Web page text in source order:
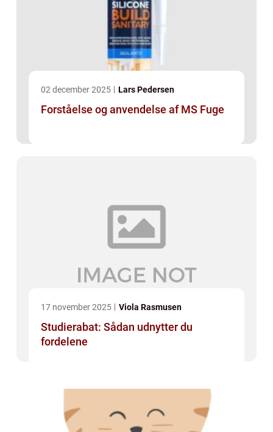
02 december 2025 Lars Pedersen
Forståelse og anvendelse af MS Fuge
17 november 2025 Viola Rasmusen
Studierabat: Sådan udnytter du
fordelene